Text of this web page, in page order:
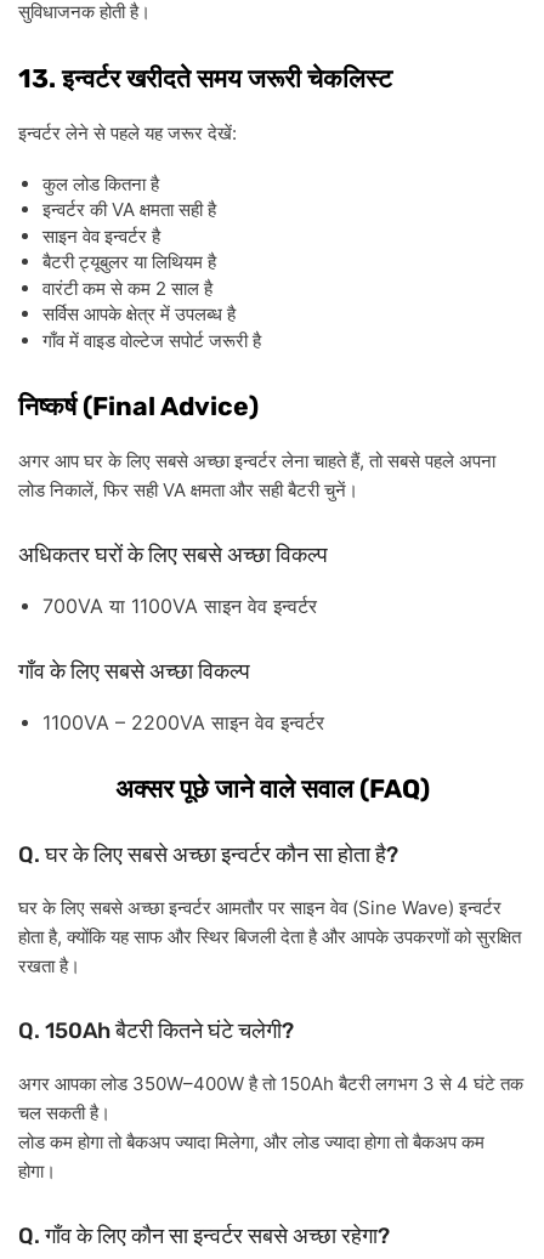
सुविधाजनक होती है।
13.इन्वर्टर खरीदते समय जरूरी चेकलिस्ट
इन्वर्टर लेने से पहले यह जरूर देखें:
कुल लोड कितना है
इन्वर्टर कीVA क्षमता सही है
साइन वेव इन्वर्टर है
बैटरी ट्यूबुलर या लिथियम है
वारंटी कम से कम 2साल है
सर्विस आपके क्षेत्र में उपलब्ध है
गाँव में वाइड वोल्टेज सपोर्ट जरूरी है
निष्कर्ष(Final Advice)
अगर आप घर के लिए सबसे अच्छा इन्वर्टर लेना चाहते हैं,तो सबसे पहले अपना
लोड निकालें,फिर सहीVA क्षमता और सही बैटरी चुनें।
अधिकतर घरों के लिए सबसे अच्छा विकल्प
700VAया 1100VAसाइन वेव इन्वर्टर
गाँव के लिए सबसे अच्छा विकल्प
1100VA – 2200VAसाइन वेव इन्वर्टर
अक्सर पूछे जाने वाले सवाल(FAQ)
Q.घर के लिए सबसे अच्छा इन्वर्टर कौन सा होता है?
घर के लिए सबसे अच्छा इन्वर्टर आमतौर पर साइन वेव(Sine Wave)इन्वर्टर
होता है,क्योंकि यह साफ और स्थिर बिजली देता है और आपके उपकरणों को सुरक्षित
रखता है।
Q. 150Ahबैटरी कितने घंटे चलेगी?
अगर आपका लोड350W–400Wहै तो 150Ahबैटरी लगभग 3से4घंटे तक
चल सकती है।
लोड कम होगा तो बैकअप ज्यादा मिलेगा, और लोड ज्यादा होगा तो बैकअप कम
होगा।
Q.गाँव के लिए कौन सा इन्वर्टर सबसे अच्छा रहेगा?